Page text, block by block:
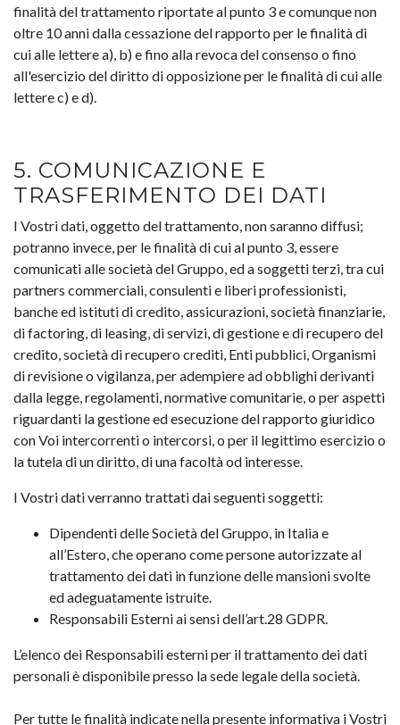
finalità del trattamento riportate al punto 3 e comunque non
oltre 10 anni dalla cessazione del rapporto per le finalità di
cui alle lettere a), b) e fino alla revoca del consenso o fino
all'esercizio del diritto di opposizione per le finalità di cui alle
lettere c) e d).
5. COMUNICAZIONE E
TRASFERIMENTO DEI DATI
I Vostri dati, oggetto del trattamento, non saranno diffusi;
potranno invece, per le finalità di cui al punto 3, essere
comunicati alle società del Gruppo, ed a soggetti terzi, tra cui
partners commerciali, consulenti e liberi professionisti,
banche ed istituti di credito, assicurazioni, società finanziarie,
di factoring, di leasing, di servizi, di gestione e di recupero del
credito, società di recupero crediti, Enti pubblici, Organismi
di revisione o vigilanza, per adempiere ad obblighi derivanti
dalla legge, regolamenti, normative comunitarie, o per aspetti
riguardanti la gestione ed esecuzione del rapporto giuridico
con Voi intercorrenti o intercorsi, o per il legittimo esercizio o
la tutela di un diritto, di una facoltà od interesse.
I Vostri dati verranno trattati dai seguenti soggetti:
Dipendenti delle Società del Gruppo, in Italia e
all’Estero, che operano come persone autorizzate al
trattamento dei dati in funzione delle mansioni svolte
ed adeguatamente istruite.
Responsabili Esterni ai sensi dell’art.28 GDPR.
L’elenco dei Responsabili esterni per il trattamento dei dati
personali è disponibile presso la sede legale della società.
Per tutte le finalità indicate nella presente informativa i Vostri